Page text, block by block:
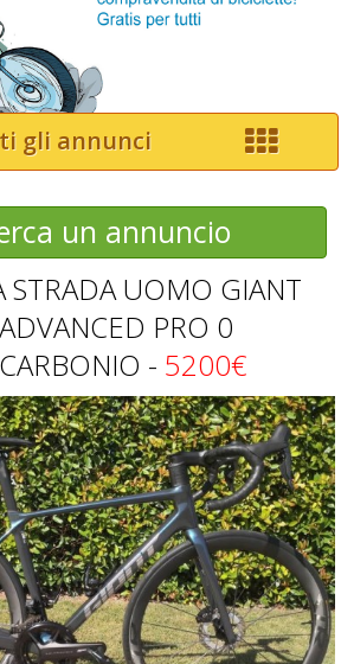
gli annunci
un annuncio
STRADA UOMO GIANT
PRO 0
- 5200€